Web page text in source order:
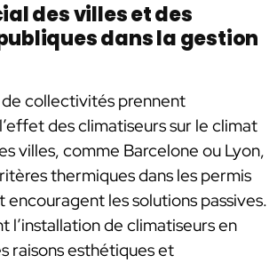
des villes et des
dans la gestion
de collectivités prennent
des climatiseurs sur le climat
villes, comme Barcelone ou Lyon,
thermiques dans les permis
les solutions passives.
l’installation de climatiseurs en
raisons esthétiques et